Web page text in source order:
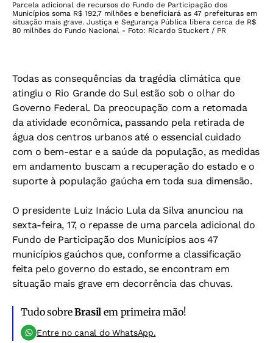
Parcela adicional de recursos do Fundo de Participação dos
Municípios soma R$ 192,7 milhões e beneficiará as 47 prefeituras em
situação mais grave. Justiça e Segurança Pública libera cerca de R$
80 milhões do Fundo Nacional - Foto: Ricardo Stuckert / PR
Todas as consequências da tragédia climática que
atingiu o Rio Grande do Sul estão sob o olhar do
Governo Federal. Da preocupação com a retomada
da atividade econômica, passando pela retirada de
água dos centros urbanos até o essencial cuidado
com o bem-estar e a saúde da população, as medidas
em andamento buscam a recuperação do estado e o
suporte à população gaúcha em toda sua dimensão.
O presidente Luiz Inácio Lula da Silva anunciou na
sexta-feira, 17, o repasse de uma parcela adicional do
Fundo de Participação dos Municípios aos 47
municípios gaúchos que, conforme a classificação
feita pelo governo do estado, se encontram em
situação mais grave em decorrência das chuvas.
Tudo sobreBrasil em primeira mão!
Entre no canal do WhatsApp.